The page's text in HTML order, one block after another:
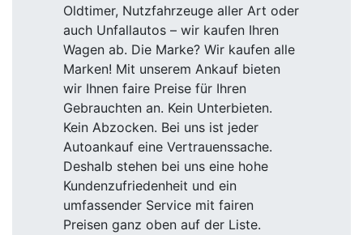
Oldtimer, Nutzfahrzeuge aller Art oder
auch Unfallautos – wir kaufen Ihren
Wagen ab. Die Marke? Wir kaufen alle
Marken! Mit unserem Ankauf bieten
wir Ihnen faire Preise für Ihren
Gebrauchten an. Kein Unterbieten.
Kein Abzocken. Bei uns ist jeder
Autoankauf eine Vertrauenssache.
Deshalb stehen bei uns eine hohe
Kundenzufriedenheit und ein
umfassender Service mit fairen
Preisen ganz oben auf der Liste.